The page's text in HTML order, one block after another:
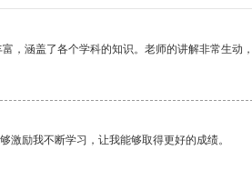
，涵盖了各个学科的知识。老师的讲解非常生动
激励我不断学习，让我能够取得更好的成绩。